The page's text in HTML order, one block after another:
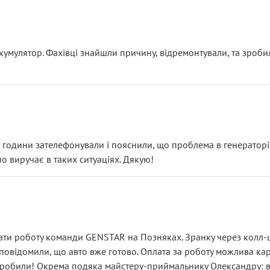
із головним гальмівним циліндром у зборі.
і тоді сервіс наче справив хороше враження. Але
хвилюватися. ( надіюсь новий власник, не застяг в полі))
підірвав.
а “аби швидше і дорожче”. Саме це і псує загальне
Фахівці знайшли причину, відремонтували, та
зателефонували і пояснили, що проблема в
виручає в таких ситуаціях. Дякую!
роботу команди GENSTAR на Позняках. Зранку через колл-
що авто вже готово. Оплата за роботу можлива
Окрема подяка майстеру-приймальнику Олександру: